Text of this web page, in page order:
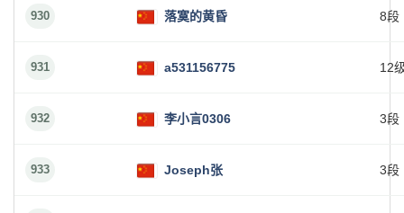
930 落寞的黄昏 8段
931 a531156775 12
932 李小言0306 3段
933 Joseph张 3段